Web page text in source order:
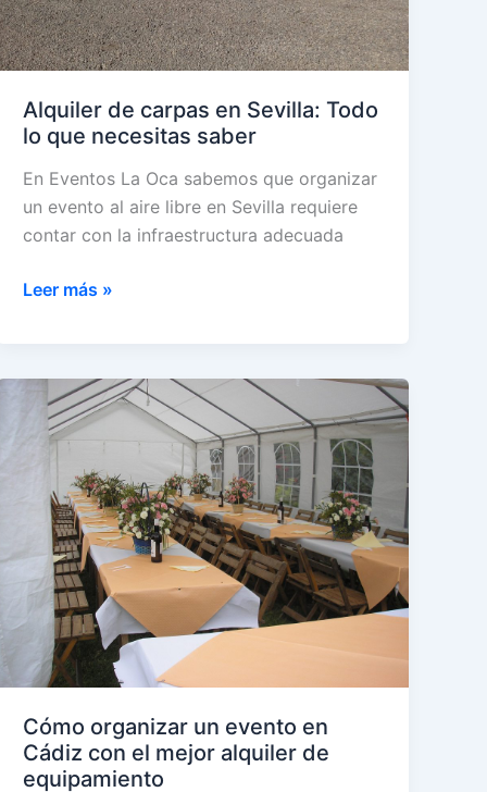
Alquiler de carpas en Sevilla: Todo
lo que necesitas saber
En Eventos La Oca sabemos que organizar
un evento al aire libre en Sevilla requiere
contar con la infraestructura adecuada
Alquiler
Sevilla:
Todo
que
necesitas
saber
Leer más »
Cómo organizar un evento en
Cádiz con el mejor alquiler de
equipamiento